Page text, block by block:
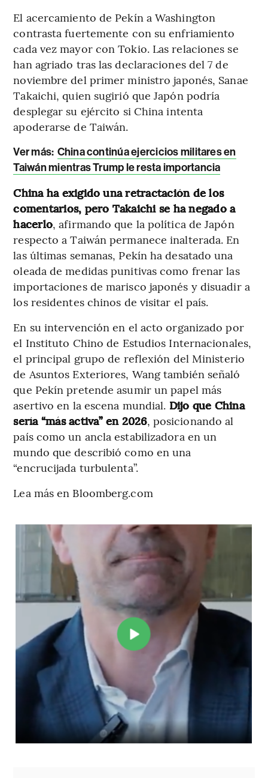
El acercamiento de Pekín a Washington
contrasta fuertemente con su enfriamiento
cada vez mayor con Tokio. Las relaciones se
han agriado tras las declaraciones del 7 de
noviembre del primer ministro japonés, Sanae
Takaichi, quien sugirió que Japón podría
desplegar su ejército si China intenta
apoderarse de Taiwán.
Ver más: China continúa ejercicios militares en
Taiwán mientras Trump le resta importancia
China ha exigido una retractación de los
comentarios, pero Takaichi se ha negado a
hacerlo, afirmando que la política de Japón
respecto a Taiwán permanece inalterada. En
las últimas semanas, Pekín ha desatado una
oleada de medidas punitivas como frenar las
importaciones de marisco japonés y disuadir a
los residentes chinos de visitar el país.
En su intervención en el acto organizado por
el Instituto Chino de Estudios Internacionales,
el principal grupo de reflexión del Ministerio
de Asuntos Exteriores, Wang también señaló
que Pekín pretende asumir un papel más
asertivo en la escena mundial. Dijo que China
sería “más activa” en 2026, posicionando al
país como un ancla estabilizadora en un
mundo que describió como en una
“encrucijada turbulenta”.
Lea más en Bloomberg.com